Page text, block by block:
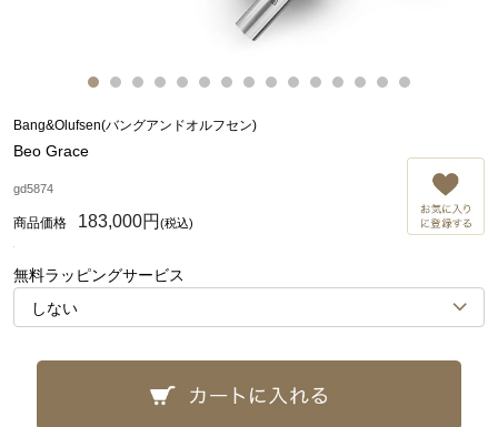
Bang&Olufsen(バングアンドオルフセン)
Beo Grace
gd5874
183,000円 (税込)
無料ラッピングサービス